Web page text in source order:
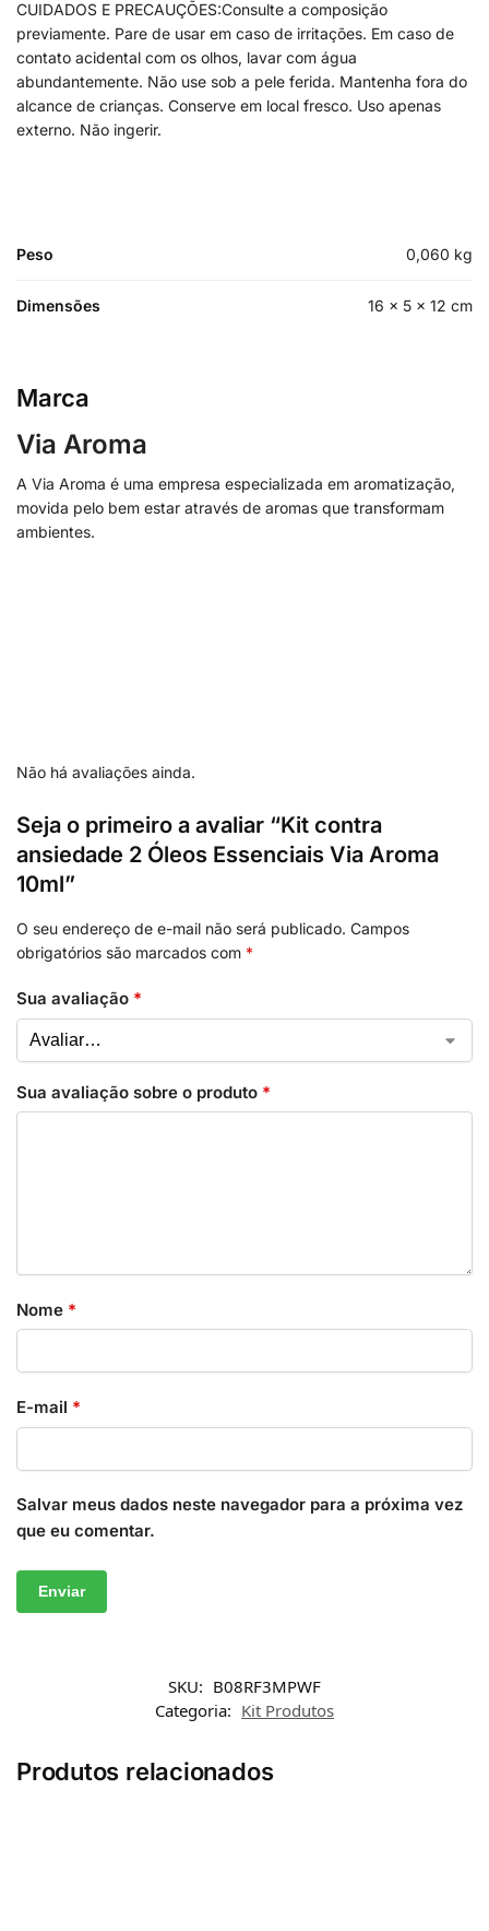
CUIDADOS E PRECAUÇÕES:Consulte a composição
previamente. Pare de usar em caso de irritações. Em caso de
contato acidental com os olhos, lavar com água
abundantemente. Não use sob a pele ferida. Mantenha fora do
alcance de crianças. Conserve em local fresco. Uso apenas
externo. Não ingerir.
Peso 0,060 kg
Dimensões 16 × 5 × 12 cm
Marca
Via Aroma
A Via Aroma é uma empresa especializada em aromatização,
movida pelo bem estar através de aromas que transformam
ambientes.
Não há avaliações ainda.
Seja o primeiro a avaliar “Kit contra
ansiedade 2 Óleos Essenciais Via Aroma
10ml”
O seu endereço de e-mail não será publicado. Campos
obrigatórios são marcados com *
Sua avaliação *
Sua avaliação sobre o produto *
Nome *
E-mail *
Salvar meus dados neste navegador para a próxima vez
que eu comentar.
SKU: B08RF3MPWF
Categoria: Kit Produtos
Produtos relacionados